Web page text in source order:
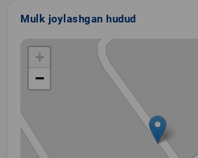
Mulk joylashgan hudud
+
−